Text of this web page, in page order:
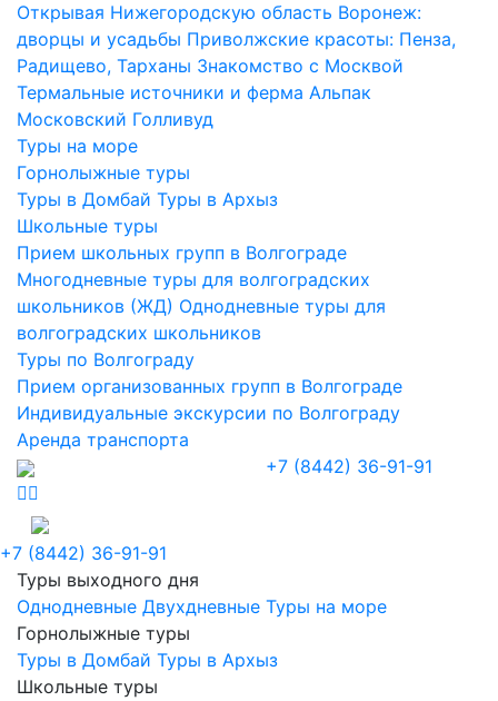
Открывая Нижегородскую область Воронеж:
дворцы и усадьбы Приволжские красоты: Пенза,
Радищево, Тарханы Знакомство с Москвой
Термальные источники и ферма Альпак
Московский Голливуд
Туры на море
Горнолыжные туры
Туры в Домбай Туры в Архыз
Школьные туры
Прием школьных групп в Волгограде
Многодневные туры для волгоградских
школьников (ЖД) Однодневные туры для
волгоградских школьников
Туры по Волгограду
Прием организованных групп в Волгограде
Индивидуальные экскурсии по Волгограду
Аренда транспорта
+7 (8442) 36-91-91
+7 (8442) 36-91-91
Туры выходного дня
Однодневные Двухдневные Туры на море
Горнолыжные туры
Туры в Домбай Туры в Архыз
Школьные туры